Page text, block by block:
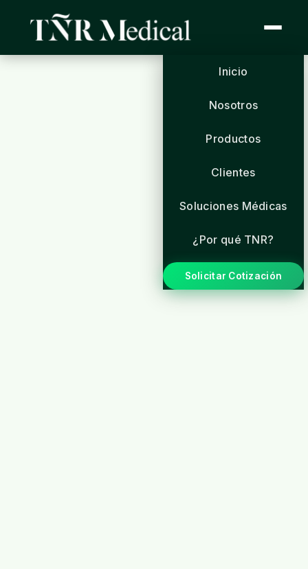
Inicio
Nosotros
Productos
Clientes
Soluciones Médicas
¿Por qué TNR?
Solicitar Cotización